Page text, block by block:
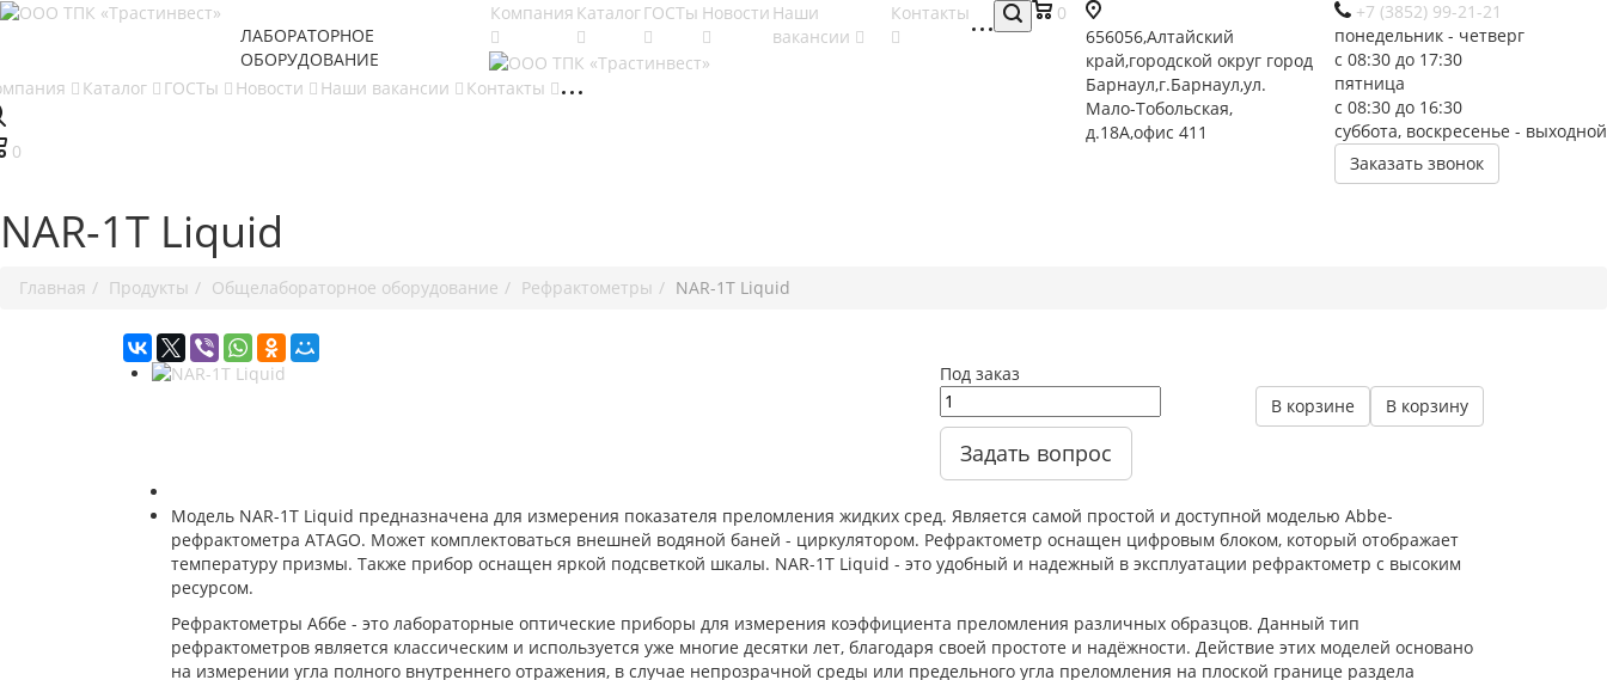
ЛАБОРАТОРНОЕ
ОБОРУДОВАНИЕ
+7 (3852) 99-21-21
понедельник - четверг
с 08:30 до 17:30
пятница
с 08:30 до 16:30
суббота, воскресенье - выходной
Заказать звонок
656056,Алтайский
край,городской округ город
Барнаул,г.Барнаул,ул.
Мало-Тобольская,
д.18А,офис 411
0
Компания КаталогГОСТы Новости Наши
вакансии
Контакты
Каталог ГОСТы Новости Наши вакансии Контакты
0
NAR-1T Liquid
Главная Продукты Общелабораторное оборудование Рефрактометры NAR-1T Liquid
Под заказ
В корзину
В корзине
Задать вопрос
Модель NAR-1T Liquid предназначена для измерения показателя преломления жидких сред. Является самой простой и доступной моделью Abbe-
рефрактометра ATAGO. Может комплектоваться внешней водяной баней - циркулятором. Рефрактометр оснащен цифровым блоком, который отображает
температуру призмы. Также прибор оснащен яркой подсветкой шкалы. NAR-1T Liquid - это удобный и надежный в эксплуатации рефрактометр с высоким
ресурсом.
Рефрактометры Аббе - это лабораторные оптические приборы для измерения коэффициента преломления различных образцов. Данный тип
рефрактометров является классическим и используется уже многие десятки лет, благодаря своей простоте и надёжности. Действие этих моделей основано
на измерении угла полного внутреннего отражения, в случае непрозрачной среды или предельного угла преломления на плоской границе раздела